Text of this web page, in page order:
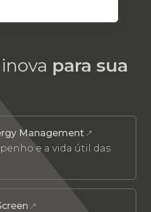
para sua
Management
e a vida útil das